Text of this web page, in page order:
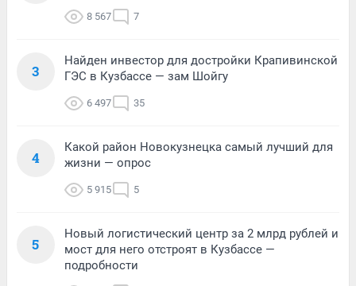
8 567 7
3
Найден инвестор для достройки Крапивинской
ГЭС в Кузбассе — зам Шойгу
6 497 35
4
Какой район Новокузнецка самый лучший для
жизни — опрос
5 915 5
5
Новый логистический центр за 2 млрд рублей и
мост для него отстроят в Кузбассе —
подробности